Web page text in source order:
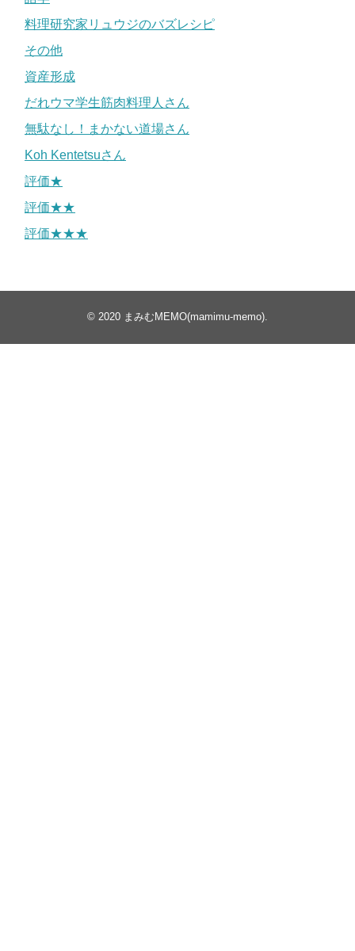
料理研究家リュウジのバズレシピ
その他
資産形成
だれウマ学生筋肉料理人さん
無駄なし！まかない道場さん
Koh Kentetsuさん
評価★
評価★★
評価★★★
© 2020 まみむMEMO(mamimu-memo)